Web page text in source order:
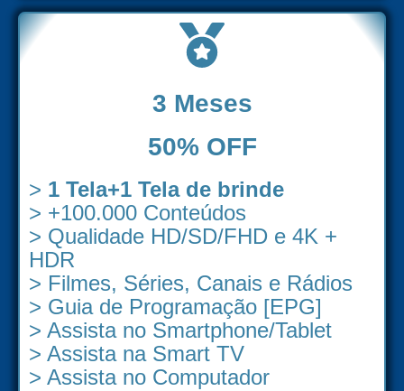
3 Meses
50% OFF
> 1 Tela+1 Tela de brinde
> +100.000 Conteúdos
> Qualidade HD/SD/FHD e 4K +
HDR
> Filmes, Séries, Canais e Rádios
> Guia de Programação [EPG]
> Assista no Smartphone/Tablet
> Assista na Smart TV
> Assista no Computador